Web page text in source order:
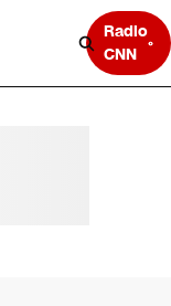
Radio
CNN